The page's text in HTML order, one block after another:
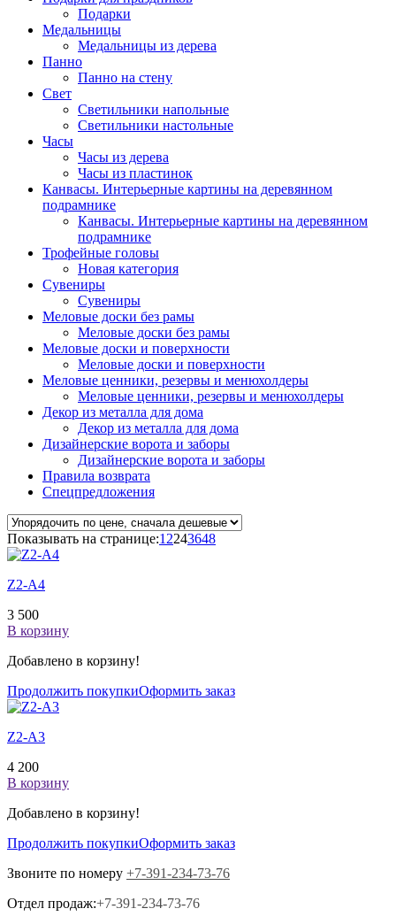
Подарки
Медальницы
Медальницы из дерева
Панно
Панно на стену
Свет
Светильники напольные
Светильники настольные
Часы
Часы из дерева
Часы из пластинок
Канвасы. Интерьерные картины на деревянном
подрамнике
Канвасы. Интерьерные картины на деревянном
подрамнике
Трофейные головы
Новая категория
Сувениры
Сувениры
Меловые доски без рамы
Меловые доски без рамы
Меловые доски и поверхности
Меловые доски и поверхности
Меловые ценники, резервы и менюхолдеры
Меловые ценники, резервы и менюхолдеры
Декор из металла для дома
Декор из металла для дома
Дизайнерские ворота и заборы
Дизайнерские ворота и заборы
Правила возврата
Спецпредложения
Показывать на странице:12243648
Z2-A4
3 500
В корзину
Добавлено в корзину!
Продолжить покупкиОформить заказ
Z2-A3
4 200
В корзину
Добавлено в корзину!
Продолжить покупкиОформить заказ
Звоните по номеру +7-391-234-73-76
Отдел продаж:+7-391-234-73-76